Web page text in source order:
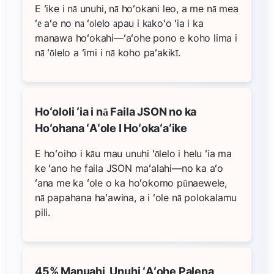
E ʻike i nā unuhi, nā hoʻokani leo, a me nā mea
ʻē aʻe no nā ʻōlelo āpau i kākoʻo ʻia i ka
manawa hoʻokahi—ʻaʻohe pono e koho lima i
nā ʻōlelo a ʻimi i nā koho paʻakikī.
Hoʻololi ʻia i nā Faila JSON no ka
Hoʻohana ʻAʻole I Hoʻokaʻaʻike
E hoʻoiho i kāu mau unuhi ʻōlelo i helu ʻia ma
ke ʻano he faila JSON maʻalahi—no ka aʻo
ʻana me ka ʻole o ka hoʻokomo pūnaewele,
nā papahana haʻawina, a i ʻole nā polokalamu
pili.
45% Manuahi, Unuhi ʻAʻohe Palena